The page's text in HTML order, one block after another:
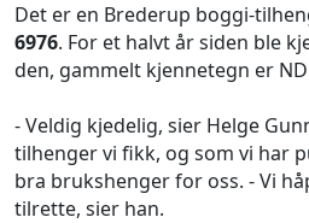
Det er en Brederup boggi-
6976. For et halvt år siden ble
den, gammelt kjennetegn er ND
- Veldig kjedelig, sier Helge
tilhenger vi fikk, og som vi har
bra brukshenger for oss. - Vi
tilrette, sier han.